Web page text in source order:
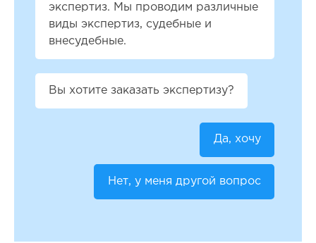
экспертиз. Мы проводим различные
виды экспертиз, судебные и
внесудебные.
Вы хотите заказать экспертизу?
Да, хочу
Нет, у меня другой вопрос